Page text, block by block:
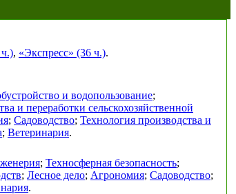
, «Экспресс» (36 ч.).
и водопользование;
и переработки сельскохозяйственной
; Садоводство; Технология производства и
; Ветеринария.
; Техносферная безопасность;
; Лесное дело; Агрономия; Садоводство;
.